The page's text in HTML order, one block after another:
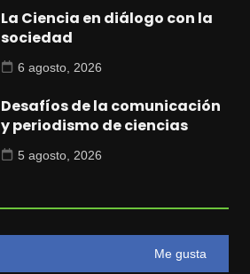
La Ciencia en diálogo con la
sociedad
6 agosto, 2026
Desafíos de la comunicación
y periodismo de ciencias
5 agosto, 2026
Me gusta